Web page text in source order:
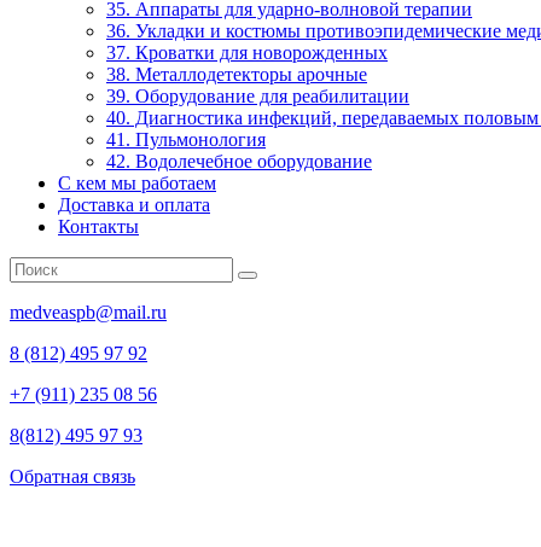
35. Аппараты для ударно-волновой терапии
36. Укладки и костюмы противоэпидемические
37. Кроватки для новорожденных
38. Металлодетекторы арочные
39. Оборудование для реабилитации
40. Диагностика инфекций, передаваемых
41. Пульмонология
42. Водолечебное оборудование
С кем мы работаем
Доставка и оплата
Контакты
medveaspb@mail.ru
8 (812) 495 97 92
+7 (911) 235 08 56
8(812) 495 97 93
Обратная связь